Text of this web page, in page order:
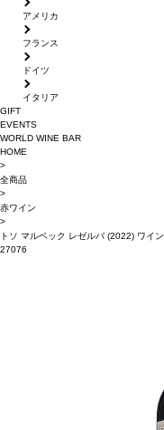
アメリカ
フランス
ドイツ
イタリア
GIFT
EVENTS
WORLD WINE BAR
HOME
>
全商品
>
赤ワイン
>
トソ マルベック レゼルバ (2022) ワイン
27076